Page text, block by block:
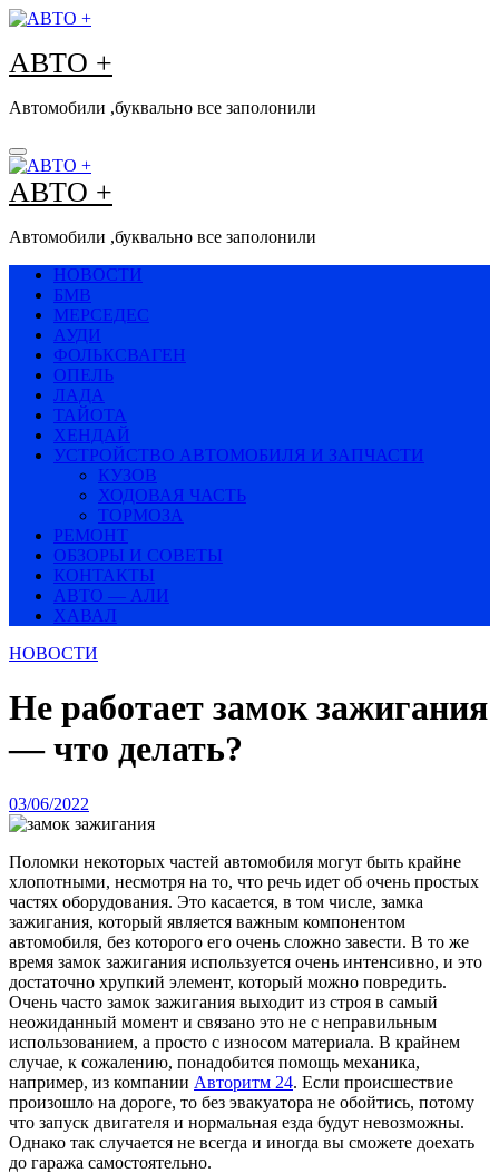
Перейти
содержимому
АВТО +
Автомобили ,буквально все заполонили
АВТО +
Автомобили ,буквально все заполонили
НОВОСТИ
БМВ
МЕРСЕДЕС
АУДИ
ФОЛЬКСВАГЕН
ОПЕЛЬ
ЛАДА
ТАЙОТА
ХЕНДАЙ
УСТРОЙСТВО АВТОМОБИЛЯ И ЗАПЧАСТИ
КУЗОВ
ХОДОВАЯ ЧАСТЬ
ТОРМОЗА
РЕМОНТ
ОБЗОРЫ И СОВЕТЫ
КОНТАКТЫ
АВТО — АЛИ
ХАВАЛ
НОВОСТИ
Не работает замок зажигания
— что делать?
03/06/2022
Поломки некоторых частей автомобиля могут быть крайне
хлопотными, несмотря на то, что речь идет об очень простых
частях оборудования. Это касается, в том числе, замка
зажигания, который является важным компонентом
автомобиля, без которого его очень сложно завести. В то же
время замок зажигания используется очень интенсивно, и это
достаточно хрупкий элемент, который можно повредить.
Очень часто замок зажигания выходит из строя в самый
неожиданный момент и связано это не с неправильным
использованием, а просто с износом материала. В крайнем
случае, к сожалению, понадобится помощь механика,
например, из компании Авторитм 24. Если происшествие
произошло на дороге, то без эвакуатора не обойтись, потому
что запуск двигателя и нормальная езда будут невозможны.
Однако так случается не всегда и иногда вы сможете доехать
до гаража самостоятельно.